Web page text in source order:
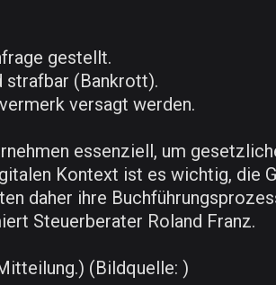
gestellt.
strafbar (Bankrott).
versagt werden.
essenziell, um
Kontext ist es wichtig, die
daher ihre
Steuerberater Roland Franz.
(Bildquelle: )